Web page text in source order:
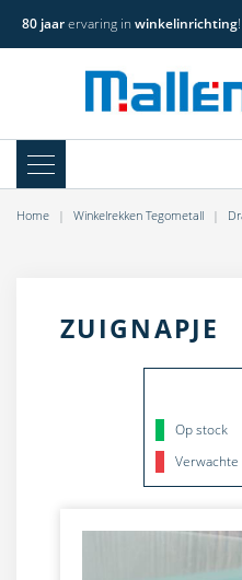
80 jaarervaring in winkelinrichting!
Home Winkelrekken Tegometall
ZUIGNAPJE
Op stock